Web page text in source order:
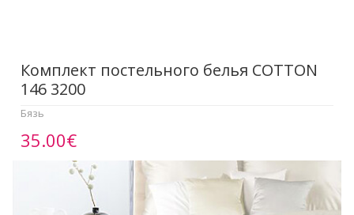
Комплект постельного белья COTTON
146 3200
Бязь
35.00€